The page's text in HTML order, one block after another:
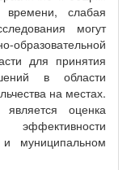
времени, слабая
могут
для принятия
в области
на местах.
оценка
муниципальном